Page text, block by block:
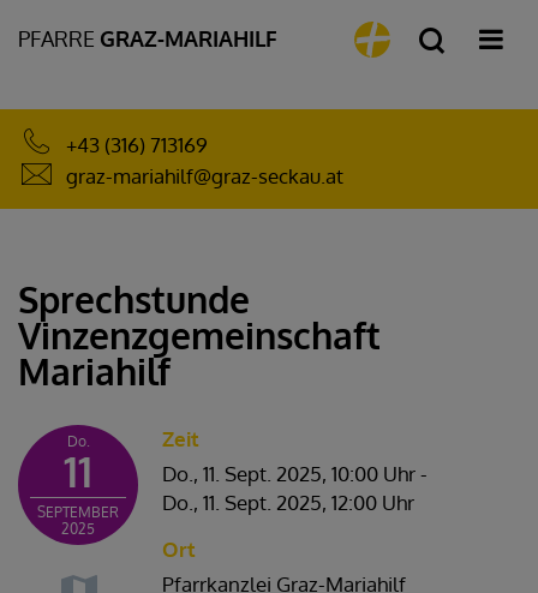
PFARRE GRAZ-MARIAHILF
+43 (316) 713169
graz-mariahilf@graz-seckau.at
Sprechstunde
Vinzenzgemeinschaft
Mariahilf
Do.
11
SEPTEMBER
2025
Zeit
Do., 11. Sept. 2025, 10:00 Uhr-
Do., 11. Sept. 2025, 12:00 Uhr
Ort
Pfarrkanzlei Graz-Mariahilf